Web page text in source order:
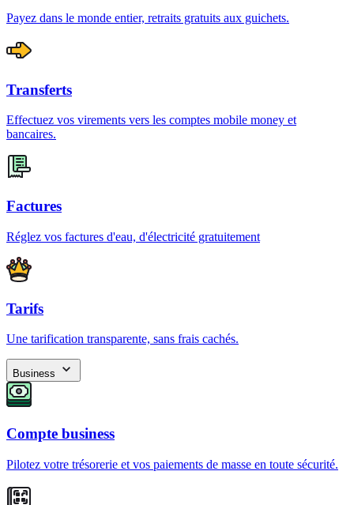
Payez dans le monde entier, retraits gratuits aux guichets.
Transferts
Effectuez vos virements vers les comptes mobile money et
bancaires.
Factures
Réglez vos factures d'eau, d'électricité gratuitement
Tarifs
Une tarification transparente, sans frais cachés.
Business
Compte business
Pilotez votre trésorerie et vos paiements de masse en toute sécurité.